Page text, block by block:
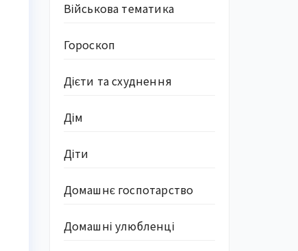
Військова тематика
Гороскоп
Дієти та схуднення
Дім
Діти
Домашнє госпотарство
Домашні улюбленці